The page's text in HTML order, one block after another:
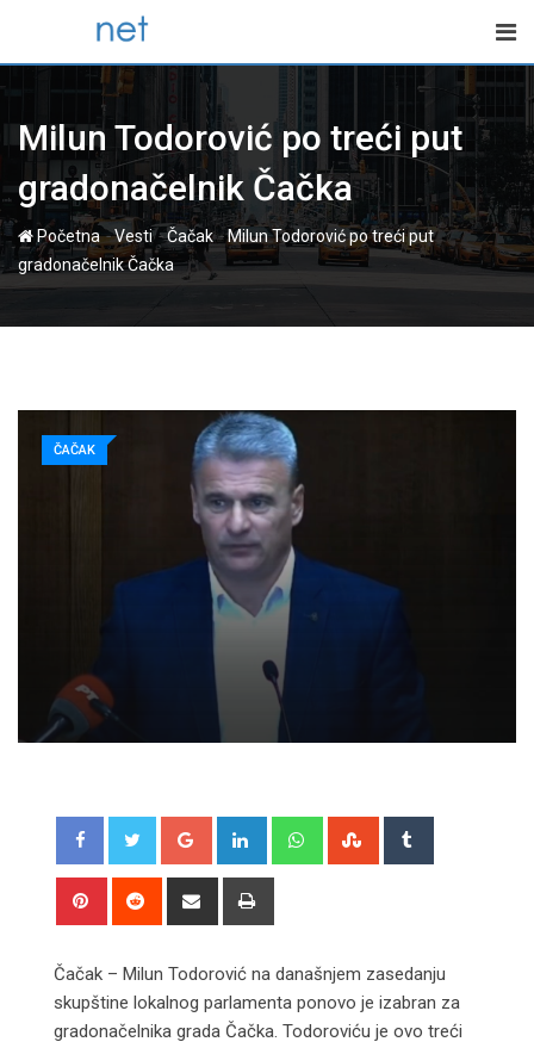
content
Milun Todorović po treći put
gradonačelnik Čačka
Početna-Vesti-Čačak-Milun Todorović po treći put
gradonačelnik Čačka
ČAČAK
Google+ LinkedIn WhatsappStumbleUpon
Pinterest Reddit
Share
Čačak – Milun Todorović na današnjem zasedanju
skupštine lokalnog parlamenta ponovo je izabran za
gradonačelnika grada Čačka. Todoroviću je ovo treći